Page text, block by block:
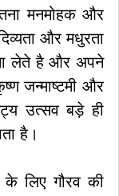
मनमोहक और
और मधुरता
लेते है और अपने
जन्माष्टमी और
उत्सव बड़े ही
है।
के लिए गौरव की